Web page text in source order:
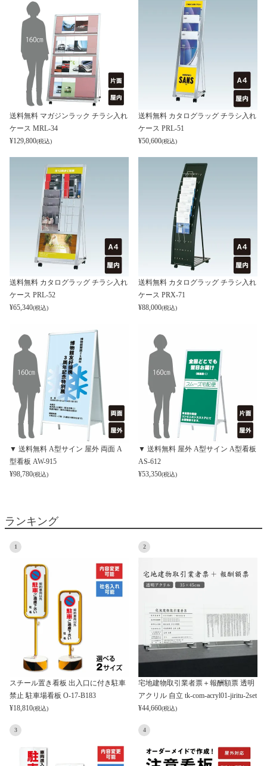
送料無料 マガジンラック チラシ入れ
ケース MRL-34
¥129,800(税込)
送料無料 カタログラッグ チラシ入れ
ケース PRL-51
¥50,600(税込)
送料無料 カタログラッグ チラシ入れ
ケース PRL-52
¥65,340(税込)
送料無料 カタログラッグ チラシ入れ
ケース PRX-71
¥88,000(税込)
▼ 送料無料 A型サイン 屋外 両面 A
型看板 AW-915
¥98,780(税込)
▼ 送料無料 屋外 A型サイン A型看板
AS-612
¥53,350(税込)
ランキング
1
スチール置き看板 出入口に付き駐車
禁止 駐車場看板 O-17-B183
¥18,810(税込)
2
宅地建物取引業者票＋報酬額票 透明
アクリル 自立 tk-com-acryl01-jiritu-2set
¥44,660(税込)
3 4